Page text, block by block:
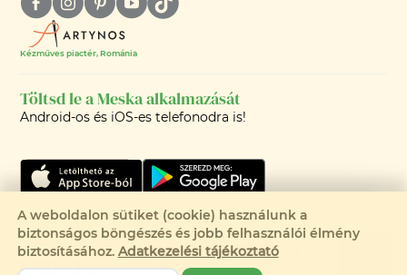
Utolsó darabok! Csak 2 elérhető
3 500 Ft
Kézműves piactér, Románia
Töltsd le a Meska alkalmazását
Android-os és iOS-es telefonodra is!
©2008-2026 - MESKA.HU -
MINDEN JOG FENNTARTVA!
A weboldalon sütiket (cookie) használunk a
biztonságos böngészés és jobb felhasználói élmény
biztosításához. Adatkezelési tájékoztató